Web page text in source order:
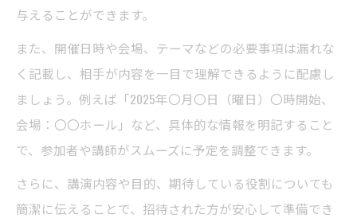
与えることができます。
また、開催日時や会場、テーマなどの必要事項は漏れな
く記載し、相手が内容を一目で理解できるように配慮し
ましょう。例えば「2025年〇月〇日（曜日）〇時開始、
会場：〇〇ホール」など、具体的な情報を明記すること
で、参加者や講師がスムーズに予定を調整できます。
さらに、講演内容や目的、期待している役割についても
簡潔に伝えることで、招待された方が安心して準備でき